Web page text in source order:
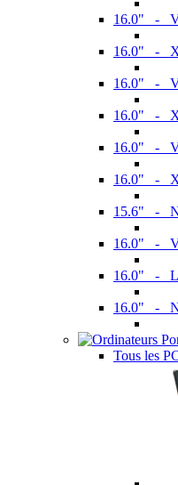
16.0" -
16.0" -
16.0" -
16.0" -
16.0" -
16.0" -
15.6" -
16.0" -
16.0" -
16.0" -
Tous les